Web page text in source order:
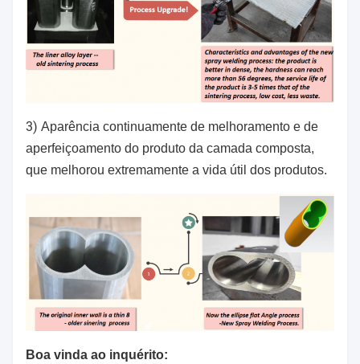
3) Aparência continuamente de melhoramento e de
aperfeiçoamento do produto da camada composta,
que melhorou extremamente a vida útil dos produtos.
Boa vinda ao inquérito: